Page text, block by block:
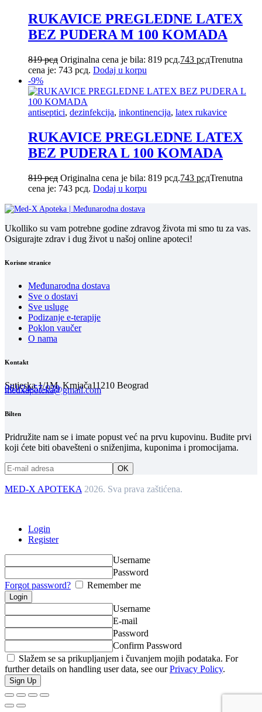
RUKAVICE PREGLEDNE LATEX
BEZ PUDERA M 100 KOMADA
819рсд Originalna cena je bila: 819 рсд.743 рсдTrenutna
cena je: 743 рсд. Dodaj u korpu
-9%
antiseptici, dezinfekcija, inkontinencija, latex rukavice
RUKAVICE PREGLEDNE LATEX
BEZ PUDERA L 100 KOMADA
819рсд Originalna cena je bila: 819 рсд.743 рсдTrenutna
cena je: 743 рсд. Dodaj u korpu
Ukolliko su vam potrebne godine zdravog života mi smo tu za vas.
Osigurajte zdrav i dug život u našoj online apoteci!
Korisne stranice
Međunarodna dostava
Sve o dostavi
Sve usluge
Podizanje e-terapije
Poklon vaučer
O nama
Kontakt
Sutjeska 1/1M, Krnjača11210 Beograd
061/24-57-039
medxapoteka@gmail.com
Bilten
Pridružite nam se i imate popust već na prvu kupovinu. Budite prvi
koji ćete biti obavešteni o sniženjima, kuponima i promocijama.
MED-X APOTEKA 2026. Sva prava zaštićena.
Login
Register
Username
Password
Forgot password?
Remember me
Username
E-mail
Password
Confirm Password
Slažem se sa prikupljanjem i čuvanjem mojih podataka. For
further details on handling user data, see ourPrivacy Policy.